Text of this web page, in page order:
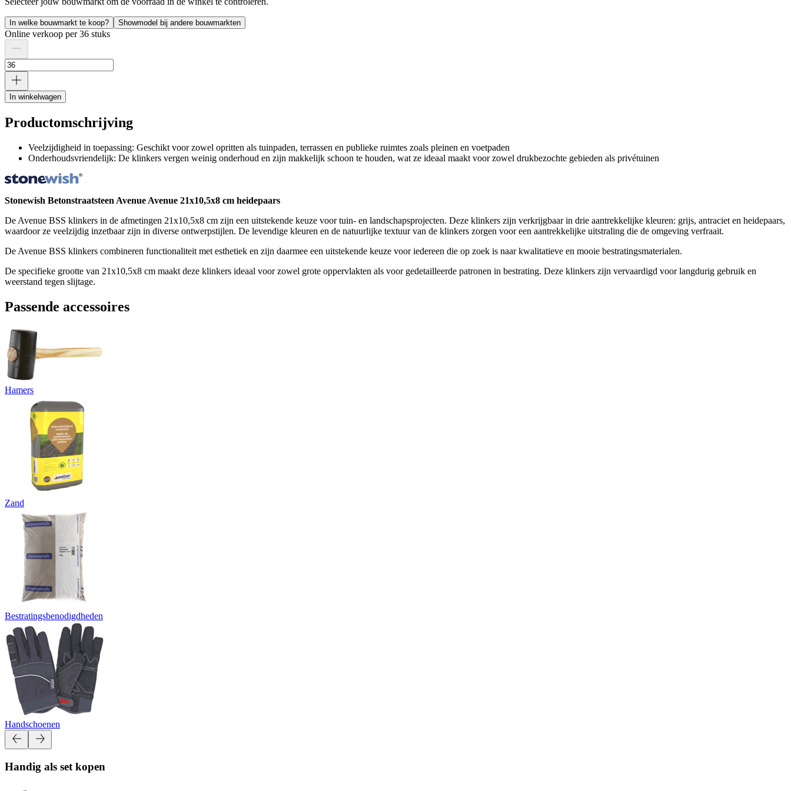
In welke bouwmarkt te koop? Showmodel bij andere bouwmarkten
Online verkoop per 36 stuks
In winkelwagen
Productomschrijving
Veelzijdigheid in toepassing: Geschikt voor zowel opritten als tuinpaden, terrassen en publieke ruimtes zoals pleinen en voetpaden
Onderhoudsvriendelijk: De klinkers vergen weinig onderhoud en zijn makkelijk schoon te houden, wat ze ideaal maakt voor zowel drukbezochte gebieden als privétuinen
Stonewish Betonstraatsteen Avenue Avenue 21x10,5x8 cm heidepaars
De Avenue BSS klinkers in de afmetingen 21x10,5x8 cm zijn een uitstekende keuze voor tuin- en landschapsprojecten. Deze klinkers zijn verkrijgbaar in drie aantrekkelijke kleuren: grijs, antraciet en heidepaars,
waardoor ze veelzijdig inzetbaar zijn in diverse ontwerpstijlen. De levendige kleuren en de natuurlijke textuur van de klinkers zorgen voor een aantrekkelijke uitstraling die de omgeving verfraait.
De Avenue BSS klinkers combineren functionaliteit met esthetiek en zijn daarmee een uitstekende keuze voor iedereen die op zoek is naar kwalitatieve en mooie bestratingsmaterialen.
De specifieke grootte van 21x10,5x8 cm maakt deze klinkers ideaal voor zowel grote oppervlakten als voor gedetailleerde patronen in bestrating. Deze klinkers zijn vervaardigd voor langdurig gebruik en
weerstand tegen slijtage.
Passende accessoires
Hamers
Zand
Bestratingsbenodigdheden
Handschoenen
Handig als set kopen